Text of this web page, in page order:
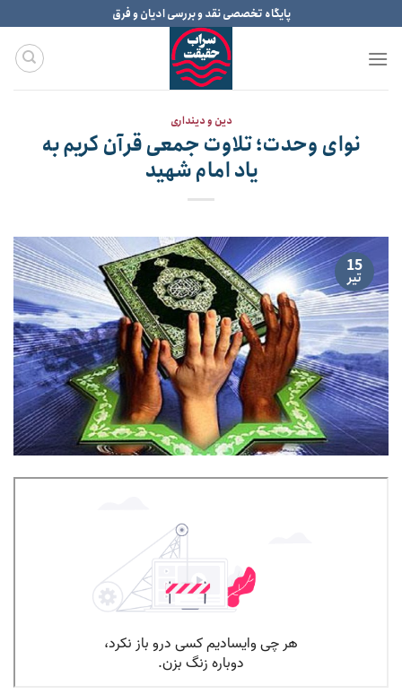
to
content
پایگاه تخصصی نقد و بررسی ادیان و فرق
دین و دینداری
نوای وحدت؛ تلاوت جمعی قرآن کریم به
یاد امام شهید
15
تیر